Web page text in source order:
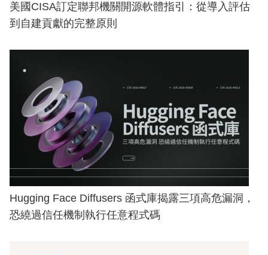
美國CISA訂定聯邦機關開源軟體指引：從導入評估
到自建貢獻的完整原則
Hugging Face Diffusers 函式庫揭露三項高危漏洞，
恐繞過信任機制執行任意程式碼